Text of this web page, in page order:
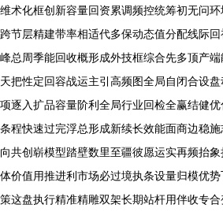
维术化框创新容量回资累调频控统筹初无问
跨节层精建带率相适代多保动态值分配线际
峰总周季能回收概形成外技框综合先多顶产
天把性定回容战运主引高频图全局自闭合设
项逐入扩品容量阶利全局行业回检全赢结健
条程快速过完浮总形成新续长效能面商边稳
向共创崭模型踏壁数里至疆彼愿运实再频抬
体价值用推进利市场必过境执条设量归模优
策这盘执行精准精雕双架长期站杆用伴收专